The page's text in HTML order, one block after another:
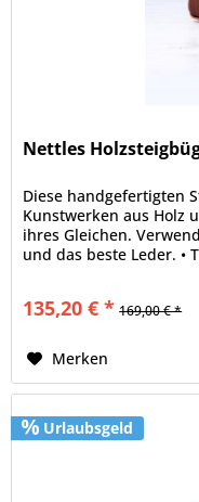
Nettles
Diese handgefertigten
Kunstwerken aus Holz
ihres Gleichen.
und das beste Leder. •
135,20 € * 169,00 € *
Merken
Urlaubsgeld